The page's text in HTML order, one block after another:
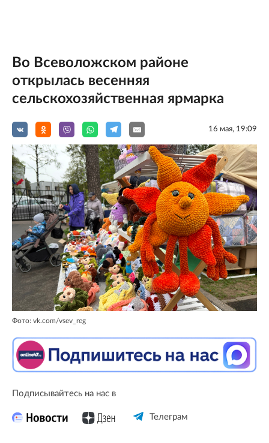
Во Всеволожском районе
открылась весенняя
сельскохозяйственная ярмарка
16 мая, 19:09
Фото: vk.com/vsev_reg
Подписывайтесь на нас в
Телеграм